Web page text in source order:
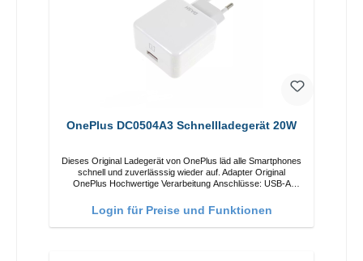
OnePlus DC0504A3 Schnellladegerät 20W
Dieses Original Ladegerät von OnePlus läd alle Smartphones
schnell und zuverlässsig wieder auf. Adapter Original
OnePlus Hochwertige Verarbeitung Anschlüsse: USB-A
Login für Preise und Funktionen